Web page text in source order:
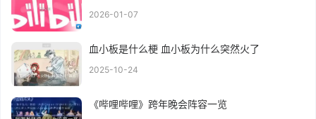
2026-01-07
血小板是什么梗 血小板为什么突然火了
2025-10-24
《哔哩哔哩》跨年晚会阵容一览